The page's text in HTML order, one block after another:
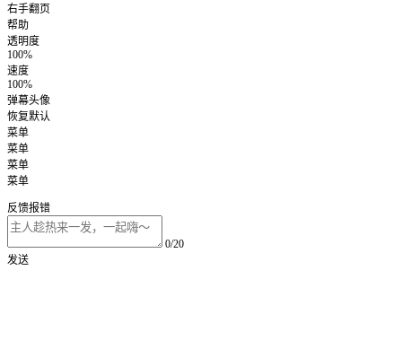
右手翻页
帮助
透明度
100%
速度
100%
弹幕头像
恢复默认
菜单
菜单
菜单
菜单
反馈报错
0/20
发送